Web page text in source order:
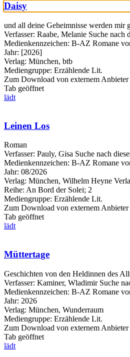
Daisy
und all deine Geheimnisse werden mir
Verfasser: Raabe, Melanie Suche nach
Medienkennzeichen: B-AZ Romane
Jahr: [2026]
Verlag: München, btb
Mediengruppe: Erzählende Lit.
Zum Download von externem
Tab geöffnet
lädt
Leinen Los
Roman
Verfasser: Pauly, Gisa Suche nach
Medienkennzeichen: B-AZ Romane
Jahr: 08/2026
Verlag: München, Wilhelm Heyne
Reihe: An Bord der Solei; 2
Mediengruppe: Erzählende Lit.
Zum Download von externem
Tab geöffnet
lädt
Müttertage
Geschichten von den Heldinnen des
Verfasser: Kaminer, Wladimir Suche
Medienkennzeichen: B-AZ Romane
Jahr: 2026
Verlag: München, Wunderraum
Mediengruppe: Erzählende Lit.
Zum Download von externem
Tab geöffnet
lädt